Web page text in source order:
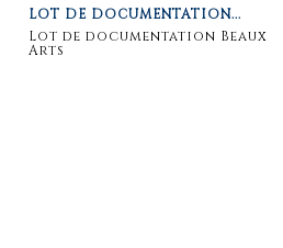
LOT DE DOCUMENTATION...
Lot de documentation Beaux
Arts